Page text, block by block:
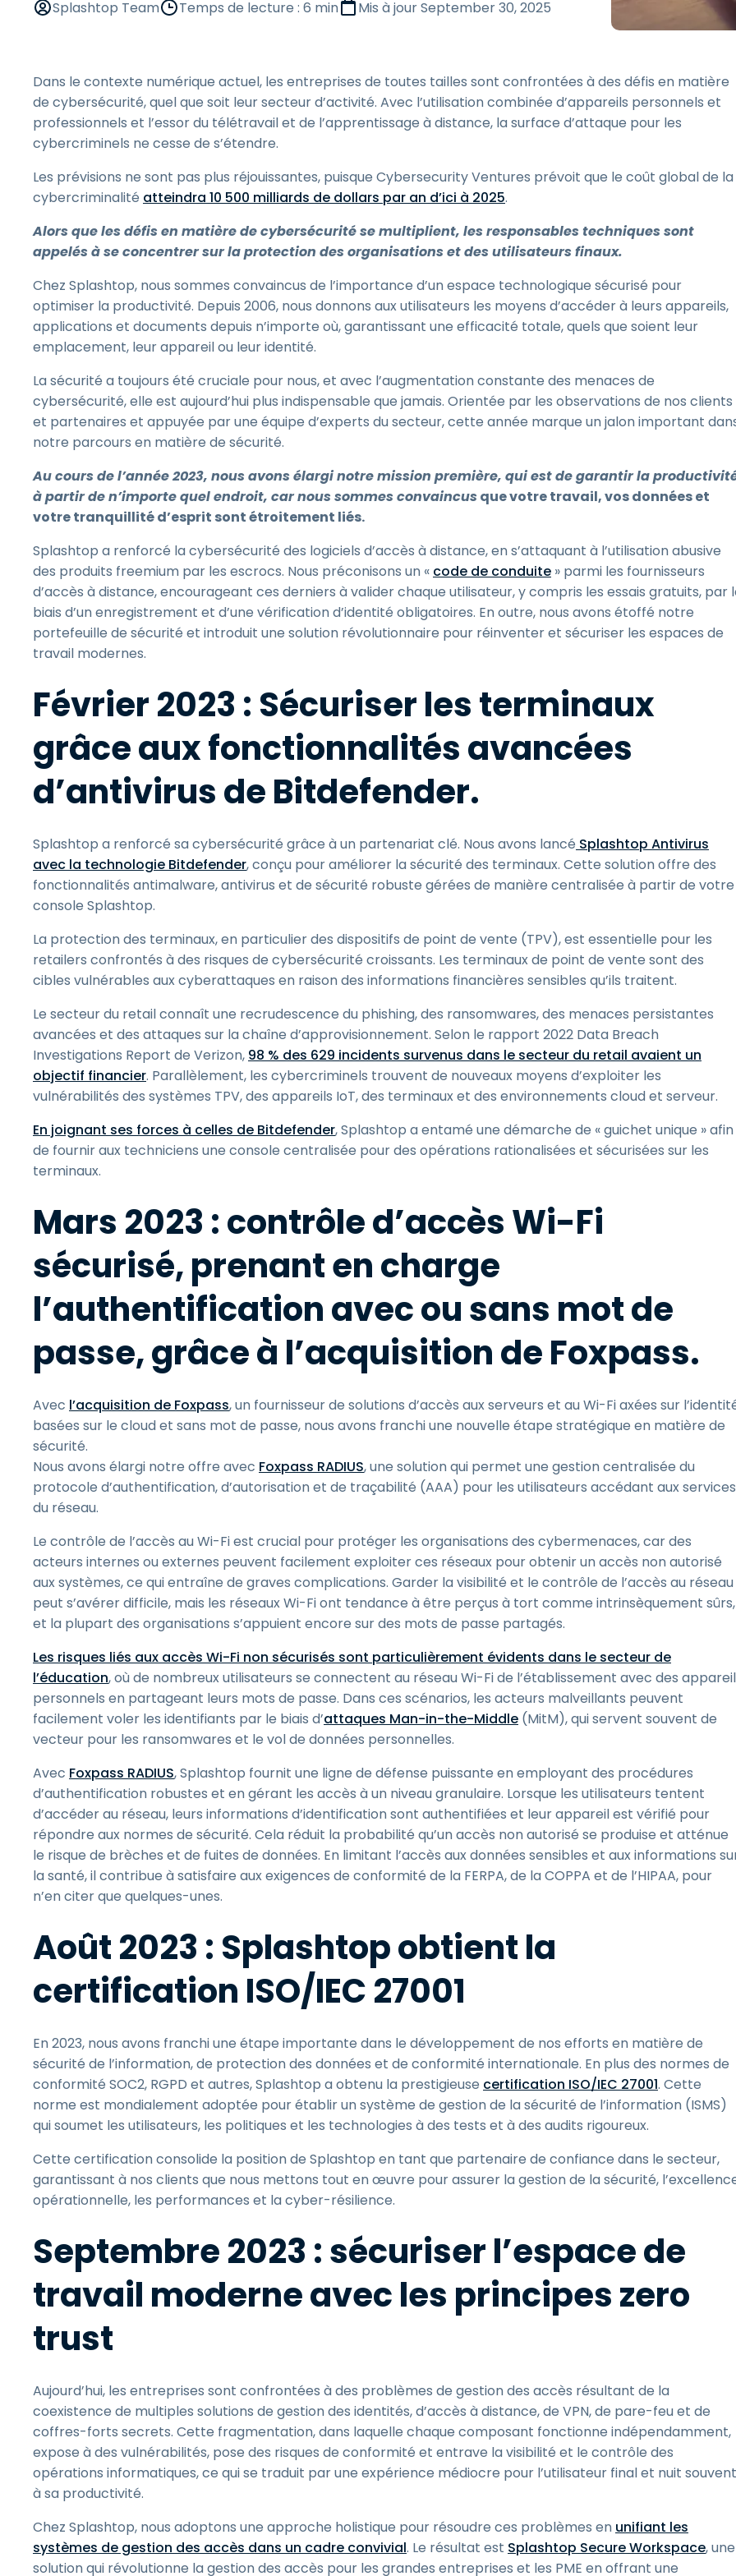
Assistance sur le terrain
Travail à distance avec
Wacom
Accès virtuel aux salles
Sécurité des points
terminaux
Voir tous les besoins
Splashtop Team Temps de lecture : 6 min Mis à jourSeptember 30, 2025
Dans le contexte numérique actuel, les entreprises de toutes tailles sont confrontées à des défis en matière
de cybersécurité, quel que soit leur secteur d’activité. Avec l’utilisation combinée d’appareils personnels et
professionnels et l’essor du télétravail et de l’apprentissage à distance, la surface d’attaque pour les
cybercriminels ne cesse de s’étendre.
Les prévisions ne sont pas plus réjouissantes, puisque Cybersecurity Ventures prévoit que le coût global de la
cybercriminalité atteindra 10 500 milliards de dollars par an d’ici à 2025.
Alors que les défis en matière de cybersécurité se multiplient, les responsables techniques sont
appelés à se concentrer sur la protection des organisations et des utilisateurs finaux.
Chez Splashtop, nous sommes convaincus de l’importance d’un espace technologique sécurisé pour
optimiser la productivité. Depuis 2006, nous donnons aux utilisateurs les moyens d’accéder à leurs appareils,
applications et documents depuis n’importe où, garantissant une efficacité totale, quels que soient leur
emplacement, leur appareil ou leur identité.
La sécurité a toujours été cruciale pour nous, et avec l’augmentation constante des menaces de
cybersécurité, elle est aujourd’hui plus indispensable que jamais. Orientée par les observations de nos clients
et partenaires et appuyée par une équipe d’experts du secteur, cette année marque un jalon important
notre parcours en matière de sécurité.
Au cours de l’année 2023, nous avons élargi notre mission première, qui est de garantir la
à partir de n’importe quel endroit, car nous sommes convaincus que votre travail, vos données et
votre tranquillité d’esprit sont étroitement liés.
Splashtop a renforcé la cybersécurité des logiciels d’accès à distance, en s’attaquant à l’utilisation abusive
des produits freemium par les escrocs. Nous préconisons un « code de conduite » parmi les fournisseurs
d’accès à distance, encourageant ces derniers à valider chaque utilisateur, y compris les essais gratuits, par
biais d’un enregistrement et d’une vérification d’identité obligatoires. En outre, nous avons étoffé notre
portefeuille de sécurité et introduit une solution révolutionnaire pour réinventer et sécuriser les espaces de
travail modernes.
Février 2023 : Sécuriser les terminaux
grâce aux fonctionnalités avancées
d’antivirus de Bitdefender.
Splashtop a renforcé sa cybersécurité grâce à un partenariat clé. Nous avons lancé Splashtop Antivirus
avec la technologie Bitdefender, conçu pour améliorer la sécurité des terminaux. Cette solution offre des
fonctionnalités antimalware, antivirus et de sécurité robuste gérées de manière centralisée à partir de votre
console Splashtop.
La protection des terminaux, en particulier des dispositifs de point de vente (TPV), est essentielle pour les
retailers confrontés à des risques de cybersécurité croissants. Les terminaux de point de vente sont des
cibles vulnérables aux cyberattaques en raison des informations financières sensibles qu’ils traitent.
Le secteur du retail connaît une recrudescence du phishing, des ransomwares, des menaces persistantes
avancées et des attaques sur la chaîne d’approvisionnement. Selon le rapport 2022 Data Breach
Investigations Report de Verizon, 98 % des 629 incidents survenus dans le secteur du retail avaient un
objectif financier. Parallèlement, les cybercriminels trouvent de nouveaux moyens d’exploiter les
vulnérabilités des systèmes TPV, des appareils IoT, des terminaux et des environnements cloud et serveur.
En joignant ses forces à celles de Bitdefender, Splashtop a entamé une démarche de « guichet unique » afin
de fournir aux techniciens une console centralisée pour des opérations rationalisées et sécurisées sur les
terminaux.
Mars 2023 : contrôle d’accès Wi-Fi
sécurisé, prenant en charge
l’authentification avec ou sans mot de
passe, grâce à l’acquisition de Foxpass.
Avec l’acquisition de Foxpass, un fournisseur de solutions d’accès aux serveurs et au Wi-Fi axées sur
basées sur le cloud et sans mot de passe, nous avons franchi une nouvelle étape stratégique en matière de
sécurité.
Nous avons élargi notre offre avec Foxpass RADIUS, une solution qui permet une gestion centralisée du
protocole d’authentification, d’autorisation et de traçabilité (AAA) pour les utilisateurs accédant aux services
du réseau.
Le contrôle de l’accès au Wi-Fi est crucial pour protéger les organisations des cybermenaces, car des
acteurs internes ou externes peuvent facilement exploiter ces réseaux pour obtenir un accès non autorisé
aux systèmes, ce qui entraîne de graves complications. Garder la visibilité et le contrôle de l’accès au réseau
peut s’avérer difficile, mais les réseaux Wi-Fi ont tendance à être perçus à tort comme intrinsèquement sûrs,
et la plupart des organisations s’appuient encore sur des mots de passe partagés.
Les risques liés aux accès Wi-Fi non sécurisés sont particulièrement évidents dans le secteur de
l’éducation, où de nombreux utilisateurs se connectent au réseau Wi-Fi de l’établissement avec des
personnels en partageant leurs mots de passe. Dans ces scénarios, les acteurs malveillants peuvent
facilement voler les identifiants par le biais d’attaques Man-in-the-Middle (MitM), qui servent souvent de
vecteur pour les ransomwares et le vol de données personnelles.
Avec Foxpass RADIUS, Splashtop fournit une ligne de défense puissante en employant des procédures
d’authentification robustes et en gérant les accès à un niveau granulaire. Lorsque les utilisateurs tentent
d’accéder au réseau, leurs informations d’identification sont authentifiées et leur appareil est vérifié pour
répondre aux normes de sécurité. Cela réduit la probabilité qu’un accès non autorisé se produise et atténue
le risque de brèches et de fuites de données. En limitant l’accès aux données sensibles et aux informations
la santé, il contribue à satisfaire aux exigences de conformité de la FERPA, de la COPPA et de l’HIPAA, pour
n’en citer que quelques-unes.
Août 2023 : Splashtop obtient la
certification ISO/IEC 27001
En 2023, nous avons franchi une étape importante dans le développement de nos efforts en matière de
sécurité de l’information, de protection des données et de conformité internationale. En plus des normes de
conformité SOC2, RGPD et autres, Splashtop a obtenu la prestigieuse certification ISO/IEC 27001. Cette
norme est mondialement adoptée pour établir un système de gestion de la sécurité de l’information (ISMS)
qui soumet les utilisateurs, les politiques et les technologies à des tests et à des audits rigoureux.
Cette certification consolide la position de Splashtop en tant que partenaire de confiance dans le secteur,
garantissant à nos clients que nous mettons tout en œuvre pour assurer la gestion de la sécurité,
opérationnelle, les performances et la cyber-résilience.
Septembre 2023 : sécuriser l’espace de
travail moderne avec les principes zero
trust
Aujourd’hui, les entreprises sont confrontées à des problèmes de gestion des accès résultant de la
coexistence de multiples solutions de gestion des identités, d’accès à distance, de VPN, de pare-feu et de
coffres-forts secrets. Cette fragmentation, dans laquelle chaque composant fonctionne indépendamment,
expose à des vulnérabilités, pose des risques de conformité et entrave la visibilité et le contrôle des
opérations informatiques, ce qui se traduit par une expérience médiocre pour l’utilisateur final et nuit souvent
à sa productivité.
Chez Splashtop, nous adoptons une approche holistique pour résoudre ces problèmes en unifiant les
systèmes de gestion des accès dans un cadre convivial. Le résultat est Splashtop Secure Workspace, une
solution qui révolutionne la gestion des accès pour les grandes entreprises et les PME en offrant une